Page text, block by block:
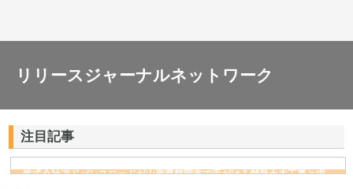
リリースジャーナルネットワーク
注目記事
株式会社アドバンスロードが山形県鶴岡市で手がける舗装土木工事と求